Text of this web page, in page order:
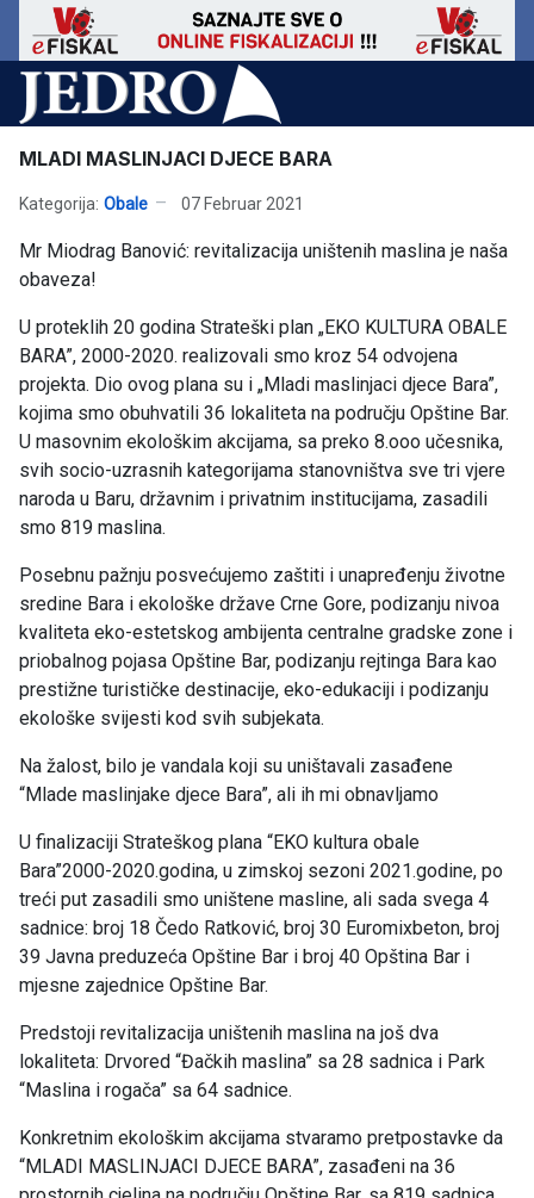
MLADI MASLINJACI DJECE BARA
Kategorija: Obale 07 Februar 2021
Mr Miodrag Banović: revitalizacija uništenih maslina je naša
obaveza!
U proteklih 20 godina Strateški plan „EKO KULTURA OBALE
BARA”, 2000-2020. realizovali smo kroz 54 odvojena
projekta. Dio ovog plana su i „Mladi maslinjaci djece Bara”,
kojima smo obuhvatili 36 lokaliteta na području Opštine Bar.
U masovnim ekološkim akcijama, sa preko 8.ooo učesnika,
svih socio-uzrasnih kategorijama stanovništva sve tri vjere
naroda u Baru, državnim i privatnim institucijama, zasadili
smo 819 maslina.
Posebnu pažnju posvećujemo zaštiti i unapređenju životne
sredine Bara i ekološke države Crne Gore, podizanju nivoa
kvaliteta eko-estetskog ambijenta centralne gradske zone i
priobalnog pojasa Opštine Bar, podizanju rejtinga Bara kao
prestižne turističke destinacije, eko-edukaciji i podizanju
ekološke svijesti kod svih subjekata.
Na žalost, bilo je vandala koji su uništavali zasađene
“Mlade maslinjake djece Bara”, ali ih mi obnavljamo
U finalizaciji Strateškog plana “EKO kultura obale
Bara”2000-2020.godina, u zimskoj sezoni 2021.godine, po
treći put zasadili smo uništene masline, ali sada svega 4
sadnice: broj 18 Čedo Ratković, broj 30 Euromixbeton, broj
39 Javna preduzeća Opštine Bar i broj 40 Opština Bar i
mjesne zajednice Opštine Bar.
Predstoji revitalizacija uništenih maslina na još dva
lokaliteta: Drvored “Đačkih maslina” sa 28 sadnica i Park
“Maslina i rogača” sa 64 sadnice.
Konkretnim ekološkim akcijama stvaramo pretpostavke da
“MLADI MASLINJACI DJECE BARA”, zasađeni na 36